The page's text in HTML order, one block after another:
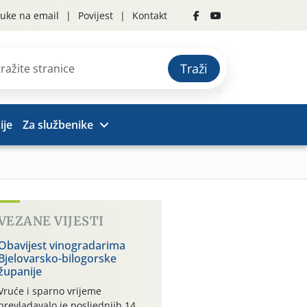
na email Povijest Kontakt
Traži
Za službenike
VIJESTI
vinogradarima
bilogorske
i sparno vrijeme